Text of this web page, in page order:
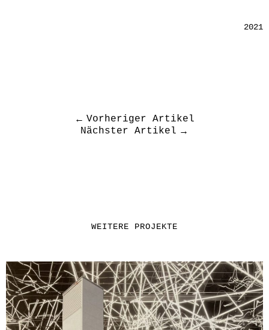
2021
Vorheriger Artikel
Nächster Artikel
WEITERE PROJEKTE